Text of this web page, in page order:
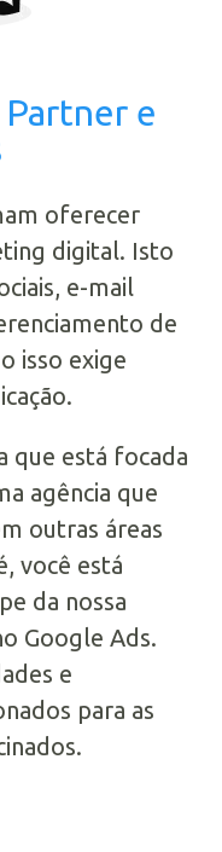
e
oferecer
digital. Isto
e-mail
de
isso exige
que está focada
agência que
outras áreas
você está
da nossa
Google Ads.
e
para as